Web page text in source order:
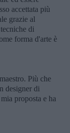
accettata più
grazie al
di
forma d'arte è
Più che
designer di
proposta e ha